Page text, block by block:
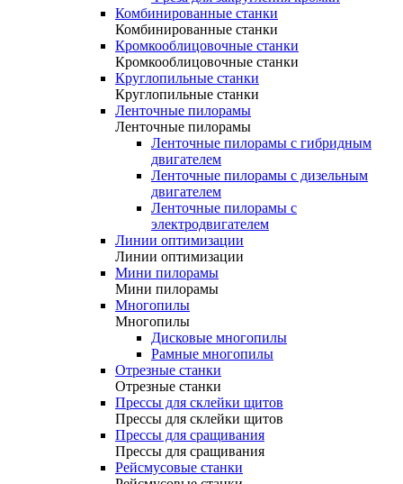
Комбинированные станки
Комбинированные станки
Кромкооблицовочные станки
Кромкооблицовочные станки
Круглопильные станки
Круглопильные станки
Ленточные пилорамы
Ленточные пилорамы
Ленточные пилорамы с гибридным
двигателем
Ленточные пилорамы с дизельным
двигателем
Ленточные пилорамы с
электродвигателем
Линии оптимизации
Линии оптимизации
Мини пилорамы
Мини пилорамы
Многопилы
Многопилы
Дисковые многопилы
Рамные многопилы
Отрезные станки
Отрезные станки
Прессы для склейки щитов
Прессы для склейки щитов
Прессы для сращивания
Прессы для сращивания
Рейсмусовые станки